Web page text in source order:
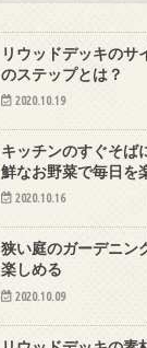
リウッドデッキのサ
のステップとは？
2020.10.19
キッチンのすぐそば
鮮なお野菜で毎日を
2020.10.16
狭い庭のガーデニン
楽しめる
2020.10.09